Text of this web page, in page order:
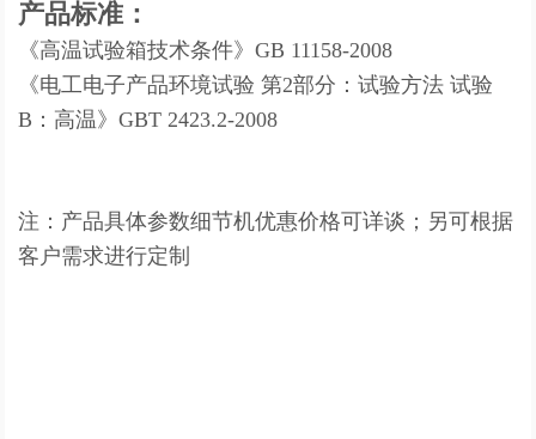
产品标准：
《高温试验箱技术条件》GB 11158-2008
《电工电子产品环境试验 第2部分：试验方法 试验
B：高温》GBT 2423.2-2008
注：产品具体参数细节机优惠价格可详谈；另可根据
客户需求进行定制